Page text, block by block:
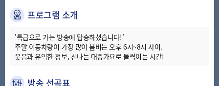
프로그램 소개
'특급으로 가는 방송에 탑승하셨습니다!’
주말 이동차량이 가장 많이 붐비는 오후 6시~8시 사이.
웃음과 유익한 정보, 신나는 대중가요로 들썩이는 시간!
방송 선곡표